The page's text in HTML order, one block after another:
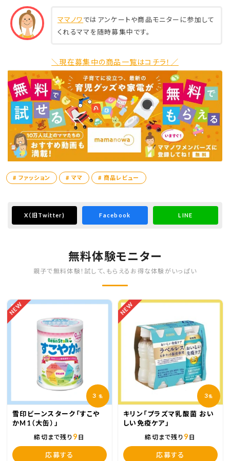
ママノワではアンケートや商品モニターに参加して
くれるママを随時募集中です。
＼現在募集中の商品一覧はコチラ！／
# ファッション # ママ # 商品レビュー
X （旧Twitter) Facebook LINE
無料体験モニター
親子で無料体験！試して、もらえるお得な体験がいっぱい
NEW
3 名
雪印ビーンスターク「すこや
かM1（大缶）」
締切まで残り 9 日
応募する
NEW
3名
キリン「プラズマ乳酸菌 おい
しい免疫ケア」
締切まで残り 9 日
応募する